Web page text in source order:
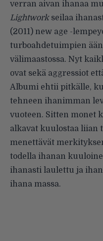
verran aivan ihanaa
Lightworkseilaa
(2011) new age -
turboahdetuimpien
välimaastossa. Nyt
ovat sekä aggressiot
Albumi ehtii pitkälle,
tehneen ihanimman
vuoteen. Sitten monet
alkavat kuulostaa liian
menettävät
todella ihanan
ihanasti laulettu ja
ihana massa.